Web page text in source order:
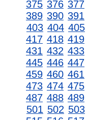
375 376 377
389 390 391
403 404 405
417 418 419
431 432 433
445 446 447
459 460 461
473 474 475
487 488 489
501 502 503